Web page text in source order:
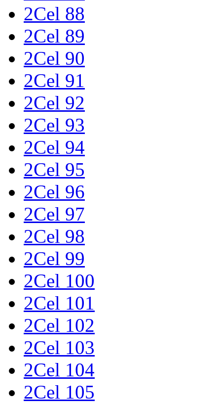
2Cel 88
2Cel 89
2Cel 90
2Cel 91
2Cel 92
2Cel 93
2Cel 94
2Cel 95
2Cel 96
2Cel 97
2Cel 98
2Cel 99
2Cel 100
2Cel 101
2Cel 102
2Cel 103
2Cel 104
2Cel 105